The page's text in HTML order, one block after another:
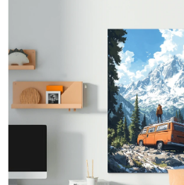
0,0
su
5
stelle.